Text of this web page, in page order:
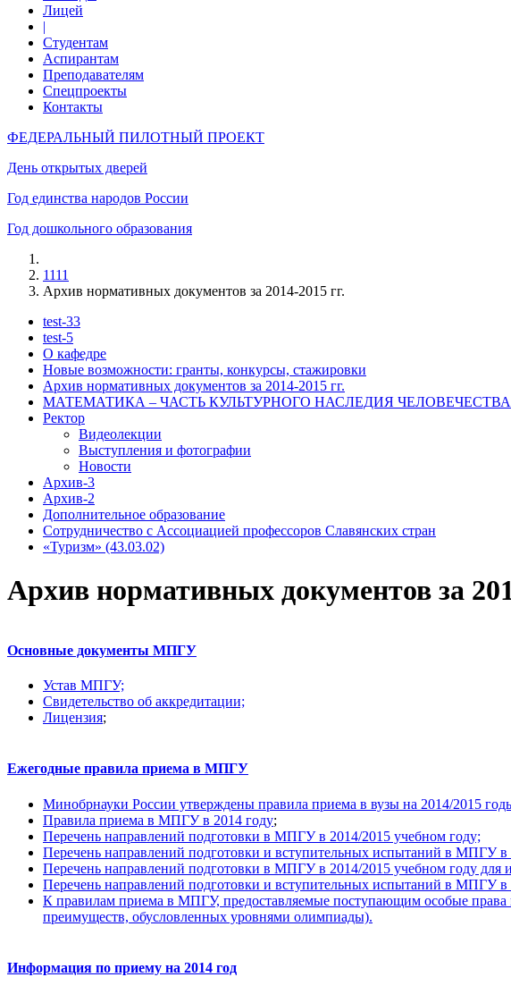
Лицей
|
Студентам
Аспирантам
Преподавателям
Спецпроекты
Контакты
ФЕДЕРАЛЬНЫЙ ПИЛОТНЫЙ ПРОЕКТ
День открытых дверей
Год единства народов России
Год дошкольного образования
1111
Архив нормативных документов за 2014-2015 гг.
test-33
test-5
О кафедре
Новые возможности: гранты, конкурсы, стажировки
Архив нормативных документов за 2014-2015 гг.
МАТЕМАТИКА – ЧАСТЬ КУЛЬТУРНОГО НАСЛЕДИЯ ЧЕЛОВЕЧЕСТВА
Ректор
Видеолекции
Выступления и фотографии
Новости
Архив-3
Архив-2
Дополнительное образование
Сотрудничество с Ассоциацией профессоров Славянских стран
«Туризм» (43.03.02)
Архив нормативных документов за
Основные документы МПГУ
Устав МПГУ;
Свидетельство об аккредитации;
Лицензия;
Ежегодные правила приема в МПГУ
Минобрнауки России утверждены правила приема в вузы на 2014/2015
Правила приема в МПГУ в 2014 году;
Перечень направлений подготовки в МПГУ в 2014/2015 учебном году;
Перечень направлений подготовки и вступительных испытаний в МПГУ в
Перечень направлений подготовки в МПГУ в 2014/2015 учебном году для
Перечень направлений подготовки и вступительных испытаний в МПГУ в
К правилам приема в МПГУ, предоставляемые поступающим особые права
преимуществ, обусловленных уровнями олимпиады).
Информация по приему на 2014 год